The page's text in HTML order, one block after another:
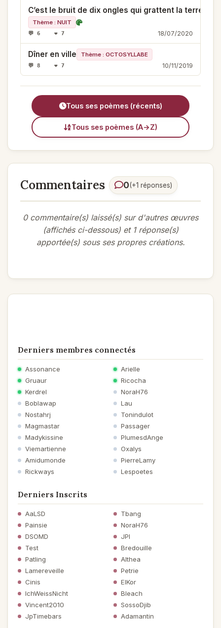
C’est le bruit de dix ongles qui grattent la terre
Thème : NUIT
💬 6 ❤️ 7 18/07/2020
Dîner en ville Thème : OCTOSYLLABE
💬 8 ❤️ 7 10/11/2019
Tous ses poèmes (récents)
Tous ses poèmes (A→Z)
Commentaires 0(+1 réponses)
0 commentaire(s) laissé(s) sur d'autres œuvres
(affichés ci-dessous) et 1 réponse(s)
apportée(s) sous ses propres créations.
Derniers membres connectés
Assonance
Arielle
Gruaur
Ricocha
Kerdrel
NoraH76
Boblawap
Lau
Nostahrj
Tonindulot
Magmastar
Passager
Madykissine
PlumesdAnge
Viemartienne
Oxalys
Amidumonde
PierreLamy
Rickways
Lespoetes
Derniers Inscrits
AaLSD
Tbang
Painsie
NoraH76
DSOMD
JPI
Test
Bredouille
Patling
Althea
Lamereveille
Petrie
Cinis
ElKor
IchWeissNicht
Bleach
Vincent2010
SossoDjib
JpTimebars
Adamantin